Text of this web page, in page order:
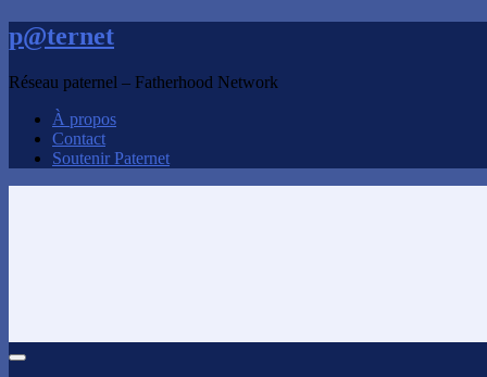
p@ternet
Réseau paternel – Fatherhood Network
À propos
Contact
Soutenir Paternet